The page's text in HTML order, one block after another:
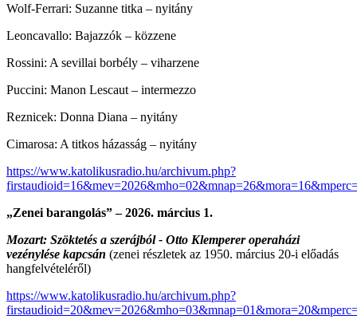
Wolf-Ferrari: Suzanne titka – nyitány
Leoncavallo: Bajazzók – közzene
Rossini: A sevillai borbély – viharzene
Puccini: Manon Lescaut – intermezzo
Reznicek: Donna Diana – nyitány
Cimarosa: A titkos házasság – nyitány
https://www.katolikusradio.hu/archivum.php?
„Zenei barangolás” – 2026. március 1.
Mozart: Szöktetés a szerájból - Otto Klemperer operaházi
vezénylése kapcsán (zenei részletek az 1950. március 20-i előadás
hangfelvételéről)
https://www.katolikusradio.hu/archivum.php?